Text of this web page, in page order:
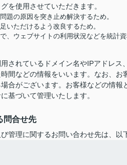
を使用させていただきます。
題の原因を突き止め解決するため。
いただけるよう改良するため。
、ウェブサイトの利用状況などを統計
されているドメイン名やIPアドレ
間などの情報をいいます。なお、
合がございます。お客様などの情
基づいて管理いたします。
問合せ先
管理に関するお問い合わせ先は、以